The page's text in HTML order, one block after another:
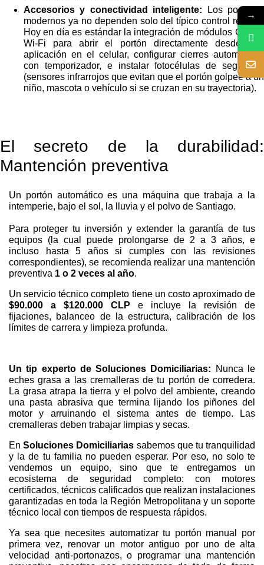
Accesorios y conectividad inteligente: Los portones
modernos ya no dependen solo del típico control remoto.
Hoy en día es estándar la integración de módulos GSM o
Wi-Fi para abrir el portón directamente desde una
aplicación en el celular, configurar cierres automáticos
con temporizador, e instalar fotocélulas de seguridad
(sensores infrarrojos que evitan que el portón golpee a un
niño, mascota o vehículo si se cruzan en su trayectoria).
El secreto de la durabilidad:
Mantención preventiva
Un portón automático es una máquina que trabaja a la
intemperie, bajo el sol, la lluvia y el polvo de Santiago.
Para proteger tu inversión y extender la garantía de tus
equipos (la cual puede prolongarse de 2 a 3 años, e
incluso hasta 5 años si cumples con las revisiones
correspondientes), se recomienda realizar una mantención
preventiva 1 o 2 veces al año.
Un servicio técnico completo tiene un costo aproximado de
$90.000 a $120.000 CLP e incluye la revisión de
fijaciones, balanceo de la estructura, calibración de los
límites de carrera y limpieza profunda.
Un tip experto de Soluciones Domiciliarias: Nunca le
eches grasa a las cremalleras de tu portón de corredera.
La grasa atrapa la tierra y el polvo del ambiente, creando
una pasta abrasiva que termina lijando los piñones del
motor y arruinando el sistema antes de tiempo. Las
cremalleras deben trabajar limpias y secas.
EnSoluciones Domiciliarias sabemos que tu tranquilidad
y la de tu familia no pueden esperar. Por eso, no solo te
vendemos un equipo, sino que te entregamos un
ecosistema de seguridad completo: con motores
certificados, técnicos calificados que realizan instalaciones
garantizadas en toda la Región Metropolitana y un soporte
técnico local con tiempos de respuesta rápidos.
Ya sea que necesites automatizar tu portón manual por
primera vez, renovar un motor antiguo por uno de alta
velocidad anti-portonazos, o programar una mantención
→